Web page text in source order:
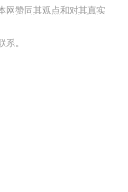
网赞同其观点和对其真实
系。